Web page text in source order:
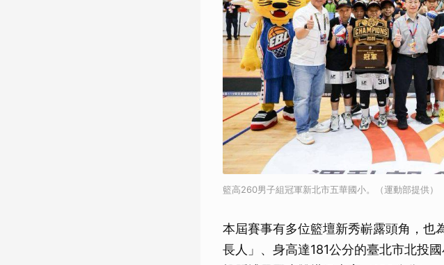
籃高260男子組冠軍新北市五華國小。（運動部提供）
本屆賽事有多位籃壇新秀嶄露頭角，也
長人」、身高達181公分的臺北市北投